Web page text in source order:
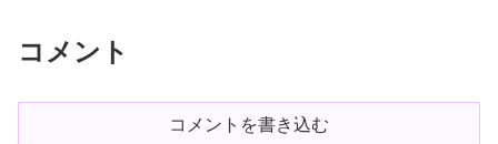
コメント
コメントを書き込む